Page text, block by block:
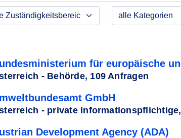
für europäische
- Behörde, 109 Anfragen
GmbH
- private
Development Agency (ADA)